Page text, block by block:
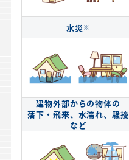
水災 ※
建物外部からの物体の
落下・飛来、水濡れ、騒擾
など